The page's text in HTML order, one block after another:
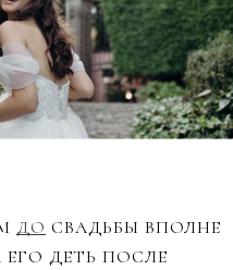
ДО СВАДЬБЫ ВПОЛНЕ
ДЕТЬ ПОСЛЕ